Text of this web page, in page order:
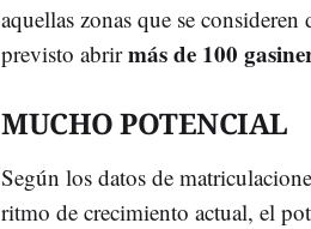
aquellas zonas que se
previsto abrirmás de 100
MUCHO POTENCIAL
Según los datos de
ritmo de crecimiento actual, el